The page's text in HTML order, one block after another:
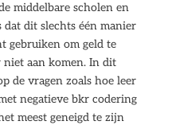
middelbare scholen en
dat dit slechts één manier
gebruiken om geld te
aan komen. In dit
de vragen zoals hoe leer
negatieve bkr codering
meest geneigd te zijn